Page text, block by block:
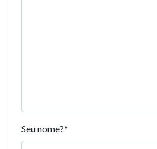
Seu nome?*